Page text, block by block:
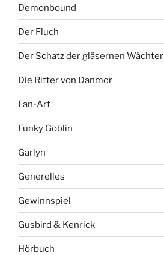
Demonbound
Der Fluch
Der Schatz der gläsernen Wächter
Die Ritter von Danmor
Fan-Art
Funky Goblin
Garlyn
Generelles
Gewinnspiel
Gusbird & Kenrick
Hörbuch